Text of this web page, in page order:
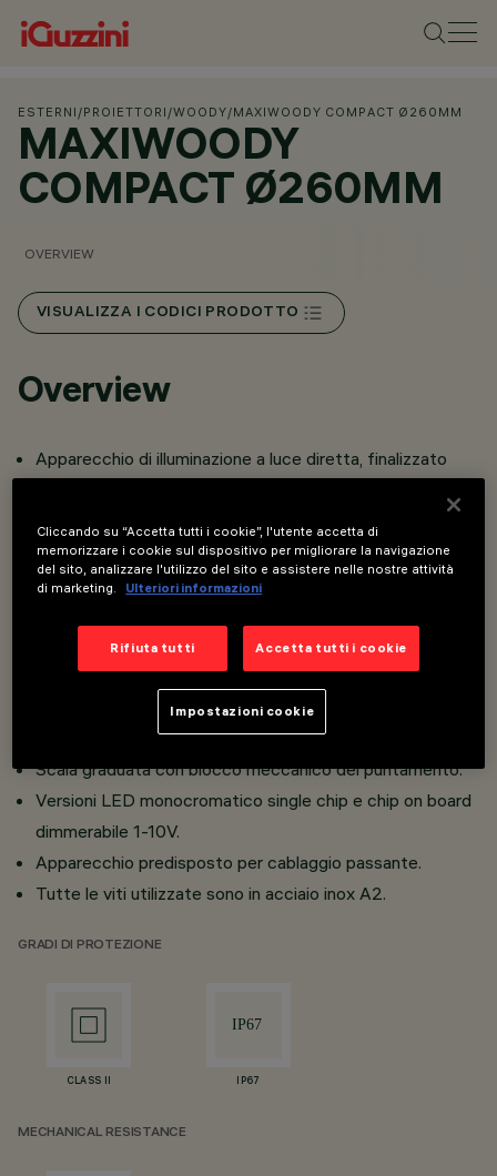
ESTERNI /PROIETTORI /WOODY/MAXIWOODY COMPACT Ø260MM
MAXIWOODY
COMPACT Ø260MM
OVERVIEW
VISUALIZZA I CODICI PRODOTTO
Overview
Apparecchio di illuminazione a luce diretta, finalizzato
Installazione a terreno, parete (tramite fisher) e su
sistemi da palo.
Vano ottico e cornice in lega di alluminio; vetro di chiusura
sodicocalcico temprato, trasparente incolore, spessore
4 mm; riflettore in alluminio superpuro.
Doppia orientabilità del vano ottico.
Scala graduata con blocco meccanico del puntamento.
Versioni LED monocromatico single chip e chip on board
dimmerabile 1-10V.
Apparecchio predisposto per cablaggio passante.
Tutte le viti utilizzate sono in acciaio inox A2.
GRADI DI PROTEZIONE
CLASS II IP67
MECHANICAL RESISTANCE
Cliccando su “Accetta tutti i cookie”, l'utente accetta di
memorizzare i cookie sul dispositivo per migliorare la navigazione
del sito, analizzare l'utilizzo del sito e assistere nelle nostre attività
di marketing.
Ulteriori informazioni
Rifiuta tutti Accetta tutti i cookie
Impostazioni cookie